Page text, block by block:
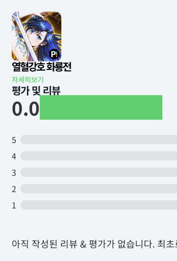
열혈강호 화룡전
자세히보기
평가 및 리뷰
0.0
5
4
3
2
1
아직 작성된 리뷰 & 평가가 없습니다. 최